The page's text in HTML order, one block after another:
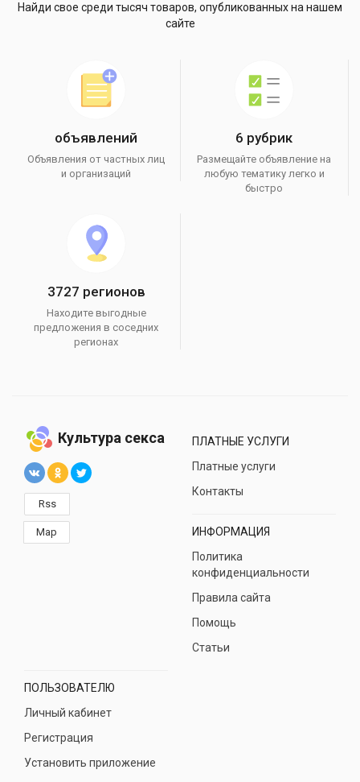
Найди свое среди тысяч товаров, опубликованных на нашем
сайте
объявлений
Объявления от частных лиц
и организаций
6 рубрик
Размещайте объявление на
любую тематику легко и
быстро
3727 регионов
Находите выгодные
предложения в соседних
регионах
Культура секса
Rss
Map
ПЛАТНЫЕ УСЛУГИ
Платные услуги
Контакты
ИНФОРМАЦИЯ
Политика
конфиденциальности
Правила сайта
Помощь
Статьи
ПОЛЬЗОВАТЕЛЮ
Личный кабинет
Регистрация
Установить приложение